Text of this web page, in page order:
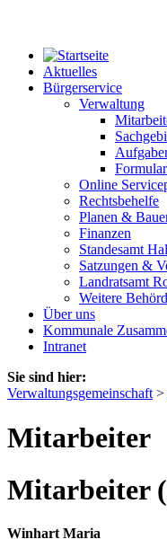
Aktuelles
Bürgerservice
Verwaltung
Online
Rechtsbehelfe
Planen &
Finanzen
Standesamt
Satzungen &
Landratsamt
Weitere
Über uns
Kommunale
Intranet
Sie sind hier:
Verwaltungsgemeinschaft >
Mitarbeiter
Mitarbeiter
Winhart Maria